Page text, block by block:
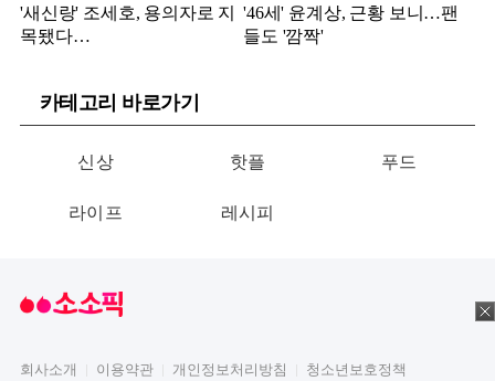
'새신랑' 조세호, 용의자로 지
목됐다…
'46세' 윤계상, 근황 보니…팬
들도 '깜짝'
카테고리 바로가기
신상 핫플 푸드
라이프 레시피
회사소개 이용약관 개인정보처리방침 청소년보호정책